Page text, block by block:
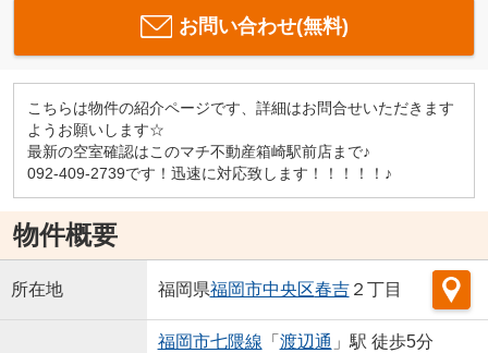
お問い合わせ(無料)
こちらは物件の紹介ページです、詳細はお問合せいただきます
ようお願いします☆
最新の空室確認はこのマチ不動産箱崎駅前店まで♪
092-409-2739です！迅速に対応致します！！！！！♪
物件概要
所在地 福岡県福岡市中央区春吉２丁目
福岡市七隈線 「 渡辺通 」駅 徒歩5分